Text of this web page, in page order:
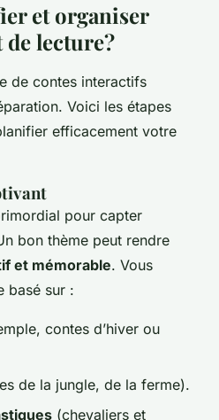
et organiser
de lecture?
de contes interactifs
Voici les étapes
efficacement votre
pour capter
bon thème peut rendre
et mémorable. Vous
basé sur :
contes d’hiver ou
de la jungle, de la ferme).
(chevaliers et